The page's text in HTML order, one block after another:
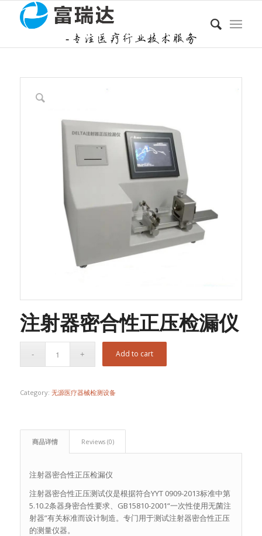
注射器密合性正压检漏仪
Add to cart
Category: 无源医疗器械检测设备
商品详情 Reviews (0)
注射器密合性正压检漏仪
注射器密合性正压测试仪是根据符合YYT 0909-2013标准中第
5.10.2条器身密合性要求、GB15810-2001“一次性使用无菌注
射器”有关标准而设计制造。专门用于测试注射器密合性正压
的测量仪器。